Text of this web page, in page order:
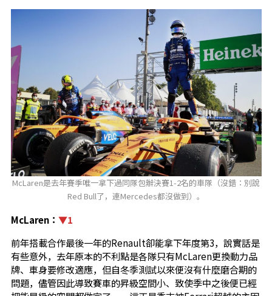
McLaren是去年賽季唯一拿下過同隊包辦決賽1-2名的車隊（沒錯：別說
Red Bull了，連Mercedes都沒做到）。
McLaren： ▼1
前年搭載合作最後一年的Renault卻能拿下年度第3，說實話是
有些意外，去年原本的不利點是各隊只有McLaren更換動力品
牌、車身要修改適應，但自冬季測試以來便沒有什麼磨合期的
問題，儘管因此導致賽車的昇級空間小、致使季中之後便已經